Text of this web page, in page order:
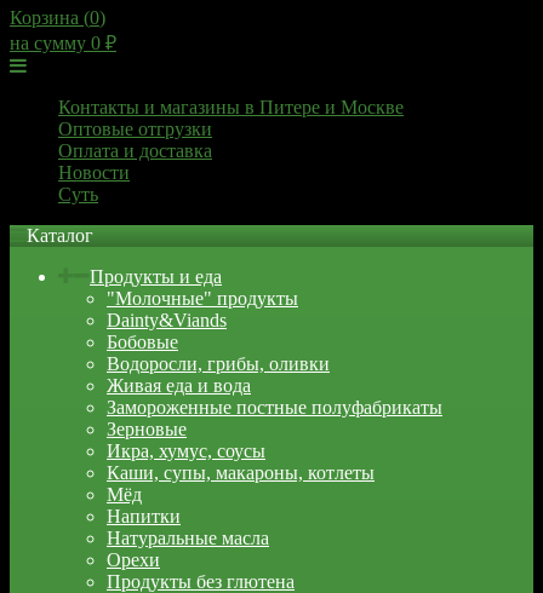
Корзина (0)
на сумму 0 ₽
Контакты и магазины в Питере и Москве
Оптовые отгрузки
Оплата и доставка
Новости
Суть
Каталог
Продукты и еда
"Молочные" продукты
Dainty&Viands
Бобовые
Водоросли, грибы, оливки
Живая еда и вода
Замороженные постные полуфабрикаты
Зерновые
Икра, хумус, соусы
Каши, супы, макароны, котлеты
Мёд
Напитки
Натуральные масла
Орехи
Продукты без глютена